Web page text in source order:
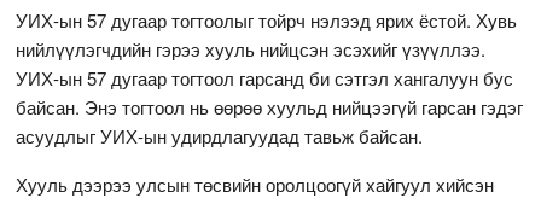
УИХ-ын 57 дугаар тогтоолыг тойрч нэлээд ярих ёстой. Хувь
нийлүүлэгчдийн гэрээ хууль нийцсэн эсэхийг үзүүллээ.
УИХ-ын 57 дугаар тогтоол гарсанд би сэтгэл хангалуун бус
байсан. Энэ тогтоол нь өөрөө хуульд нийцээгүй гарсан гэдэг
асуудлыг УИХ-ын удирдлагуудад тавьж байсан.
Хууль дээрээ улсын төсвийн оролцоогүй хайгуул хийсэн